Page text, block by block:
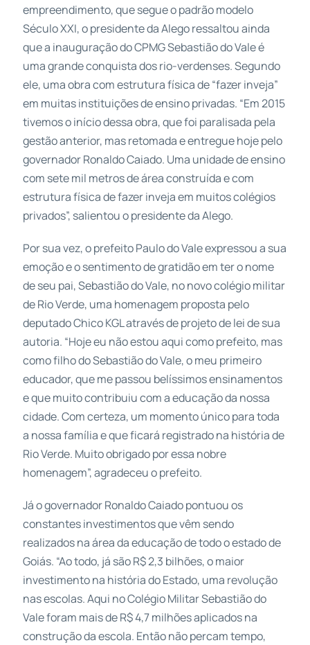
empreendimento, que segue o padrão modelo
Século XXI, o presidente da Alego ressaltou ainda
que a inauguração do CPMG Sebastião do Vale é
uma grande conquista dos rio-verdenses. Segundo
ele, uma obra com estrutura física de “fazer inveja”
em muitas instituições de ensino privadas. “Em 2015
tivemos o início dessa obra, que foi paralisada pela
gestão anterior, mas retomada e entregue hoje pelo
governador Ronaldo Caiado. Uma unidade de ensino
com sete mil metros de área construída e com
estrutura física de fazer inveja em muitos colégios
privados”, salientou o presidente da Alego.
Por sua vez, o prefeito Paulo do Vale expressou a sua
emoção e o sentimento de gratidão em ter o nome
de seu pai, Sebastião do Vale, no novo colégio militar
de Rio Verde, uma homenagem proposta pelo
deputado Chico KGL através de projeto de lei de sua
autoria. “Hoje eu não estou aqui como prefeito, mas
como filho do Sebastião do Vale, o meu primeiro
educador, que me passou belíssimos ensinamentos
e que muito contribuiu com a educação da nossa
cidade. Com certeza, um momento único para toda
a nossa família e que ficará registrado na história de
Rio Verde. Muito obrigado por essa nobre
homenagem”, agradeceu o prefeito.
Já o governador Ronaldo Caiado pontuou os
constantes investimentos que vêm sendo
realizados na área da educação de todo o estado de
Goiás. “Ao todo, já são R$ 2,3 bilhões, o maior
investimento na história do Estado, uma revolução
nas escolas. Aqui no Colégio Militar Sebastião do
Vale foram mais de R$ 4,7 milhões aplicados na
construção da escola. Então não percam tempo,